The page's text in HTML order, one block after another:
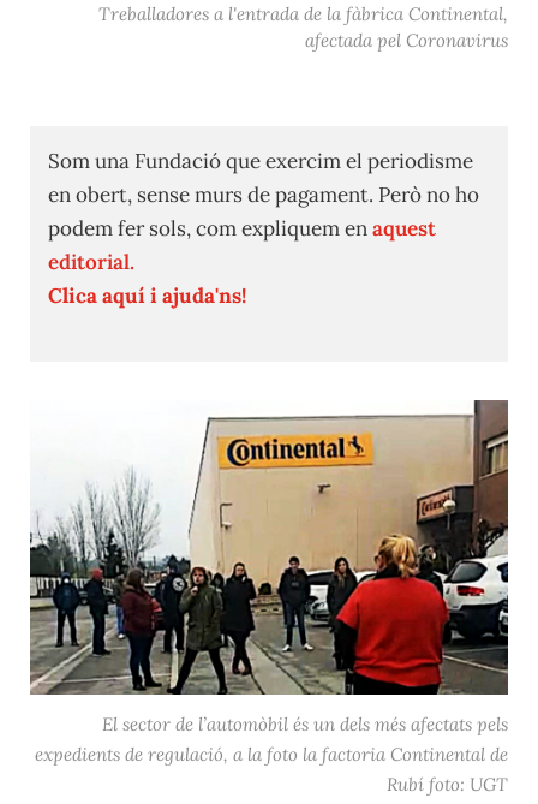
Treballadores a l'entrada de la fàbrica Continental,
afectada pel Coronavirus
Som una Fundació que exercim el periodisme
en obert, sense murs de pagament. Però no ho
podem fer sols, com expliquem enaquest
editorial.
Clica aquí i ajuda'ns!
El sector de l’automòbil és un dels més afectats pels
expedients de regulació, a la foto la factoria Continental de
Rubí foto: UGT